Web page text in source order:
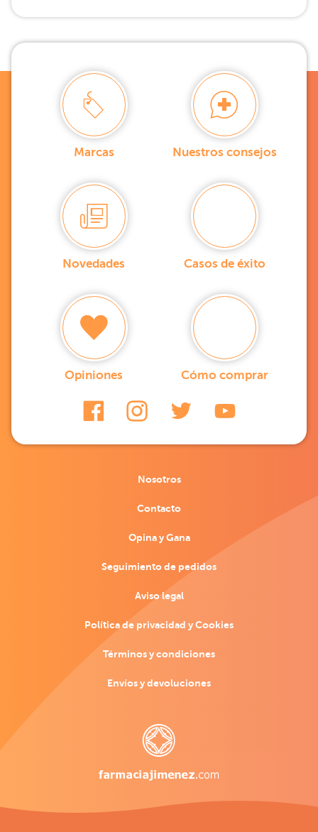
Marcas Nuestros consejos
Novedades Casos de éxito
Opiniones Cómo comprar
Nosotros
Contacto
Opina y Gana
Seguimiento de pedidos
Aviso legal
Política de privacidad y Cookies
Términos y condiciones
Envíos y devoluciones